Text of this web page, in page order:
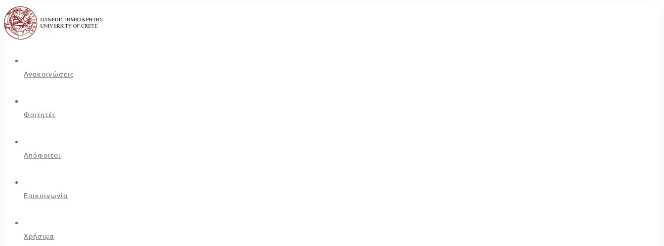
Ανακοινώσεις
Φοιτητές
Απόφοιτοι
Επικοινωνία
Χρήσιμα